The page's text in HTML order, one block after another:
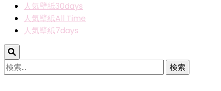
人気壁紙30days
人気壁紙All Time
人気壁紙7days
検
索: